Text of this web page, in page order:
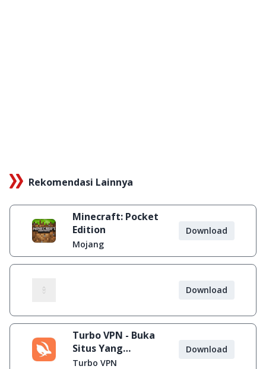
Rekomendasi Lainnya
Minecraft: Pocket
Edition
Mojang
Download
Download
Turbo VPN - Buka
Situs Yang
Diblokir
Turbo VPN
Download